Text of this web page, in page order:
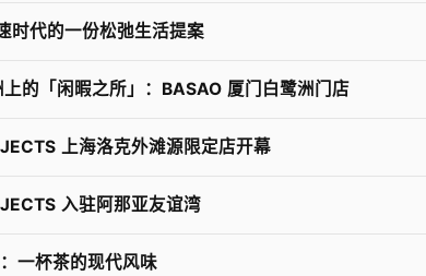
时代的一份松弛生活提案
的「闲暇之所」：BASAO 厦门白鹭洲门店
上海洛克外滩源限定店开幕
入驻阿那亚友谊湾
一杯茶的现代风味